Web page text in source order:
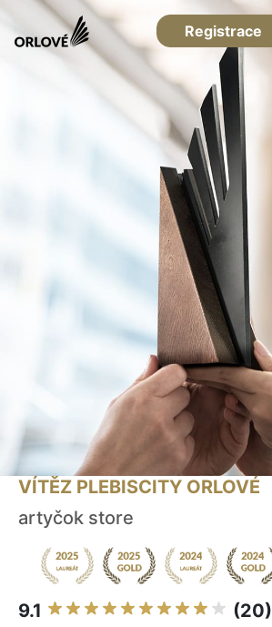
Registrace
VÍTĚZ PLEBISCITY ORLOVÉ
artyčok store
9.1 (20)